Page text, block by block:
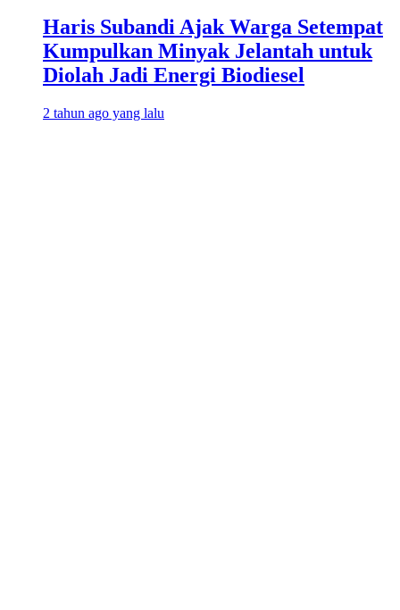
Haris Subandi Ajak Warga Setempat
Kumpulkan Minyak Jelantah untuk
Diolah Jadi Energi Biodiesel
2 tahun ago yang lalu